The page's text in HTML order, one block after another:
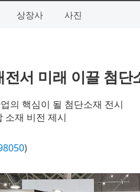
상장사 사진
서 미래 이끌 첨단
의 핵심이 될 첨단소재 전시
소재 비전 제시
)